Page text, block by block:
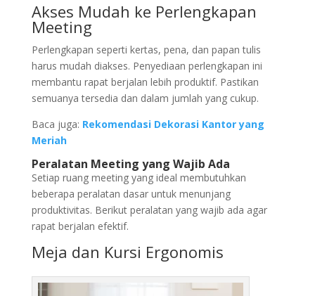
Akses Mudah ke Perlengkapan
Meeting
Perlengkapan seperti kertas, pena, dan papan tulis
harus mudah diakses. Penyediaan perlengkapan ini
membantu rapat berjalan lebih produktif. Pastikan
semuanya tersedia dan dalam jumlah yang cukup.
Baca juga: Rekomendasi Dekorasi Kantor yang
Meriah
Peralatan Meeting yang Wajib Ada
Setiap ruang meeting yang ideal membutuhkan
beberapa peralatan dasar untuk menunjang
produktivitas. Berikut peralatan yang wajib ada agar
rapat berjalan efektif.
Meja dan Kursi Ergonomis